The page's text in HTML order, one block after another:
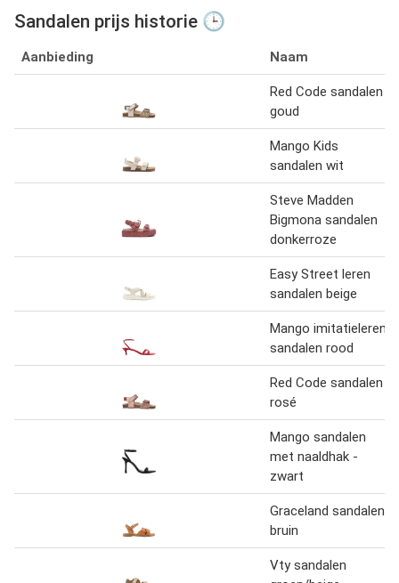
Sandalen prijs historie 🕒
Aanbieding Naam
Red Code sandalen
goud
Mango Kids
sandalen wit
Steve Madden
Bigmona sandalen
donkerroze
Easy Street leren
sandalen beige
Mango imitatieleren
sandalen rood
Red Code sandalen
rosé
Mango sandalen
met naaldhak -
zwart
Graceland sandalen
bruin
Vty sandalen